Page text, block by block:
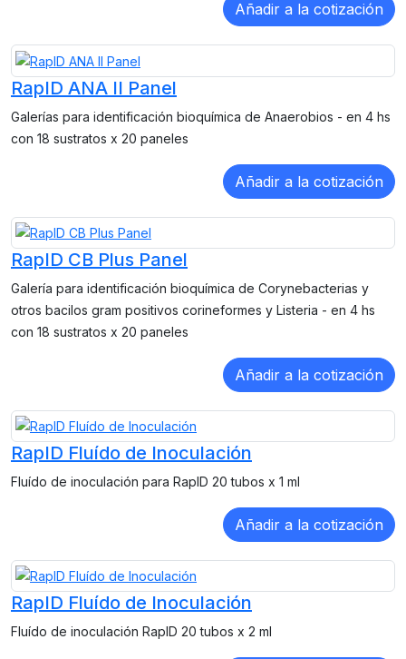
RapID ANA II Panel
Galerías para identificación bioquímica de Anaerobios - en 4 hs
con 18 sustratos x 20 paneles
RapID CB Plus Panel
Galería para identificación bioquímica de Corynebacterias y
otros bacilos gram positivos corineformes y Listeria - en 4 hs
con 18 sustratos x 20 paneles
RapID Fluído de Inoculación
Fluído de inoculación para RapID 20 tubos x 1 ml
RapID Fluído de Inoculación
Fluído de inoculación RapID 20 tubos x 2 ml